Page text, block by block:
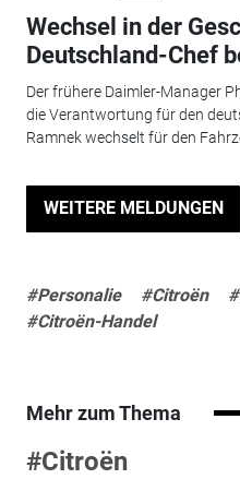
Wechsel in der
Deutschland-Chef
Der frühere Daimler-Manager
die Verantwortung für den
Ramnek wechselt für den
WEITERE MELDUNGEN
#Personalie #Citroën
#Citroën-Handel
Mehr zum Thema
#Citroën